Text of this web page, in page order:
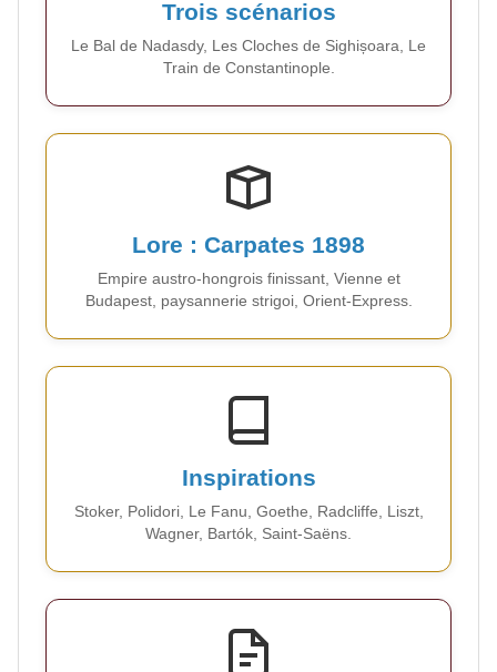
Trois scénarios
Le Bal de Nadasdy, Les Cloches de Sighișoara, Le
Train de Constantinople.
Lore : Carpates 1898
Empire austro-hongrois finissant, Vienne et
Budapest, paysannerie strigoi, Orient-Express.
Inspirations
Stoker, Polidori, Le Fanu, Goethe, Radcliffe, Liszt,
Wagner, Bartók, Saint-Saëns.